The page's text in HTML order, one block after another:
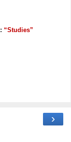
“Studies”
›